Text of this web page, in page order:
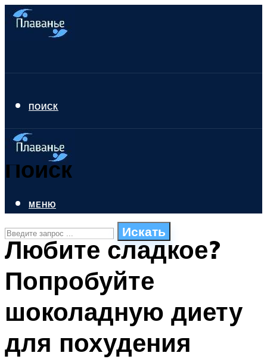
ПОИСК
Поиск
Искать
ПЛАВАНЬЕ ДЛЯ ДЕТЕЙ
БАССЕЙН ДЛЯ ДОМА
МЕНЮ
Любите сладкое?
Попробуйте
шоколадную диету
для похудения